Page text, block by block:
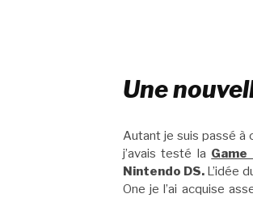
Une
Autant je suis passé à
j’avais testé la Game
Nintendo DS. L’idée
One je l’ai acquise